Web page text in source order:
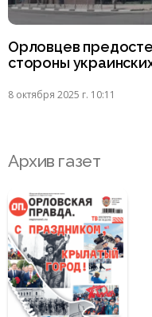
Орловцев
стороны
8 октября 2025 г. 10:11
Архив газет